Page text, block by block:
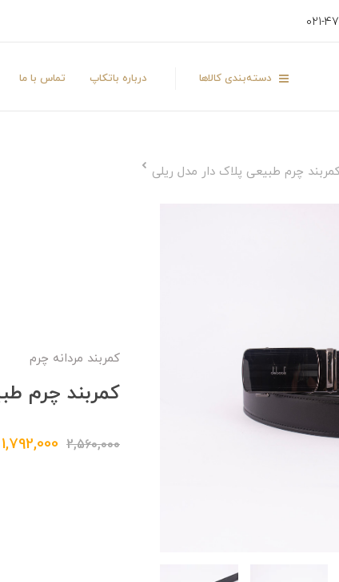
021-
دسته‌بندی کالاها درباره باتکاپ تماس با ما
چرم طبیعی پلاک دار مدل ریلی
کمربند مردانه چرم
کمربند چرم
2,560,000
1,792,000